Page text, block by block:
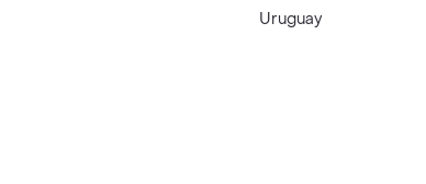
Uruguay